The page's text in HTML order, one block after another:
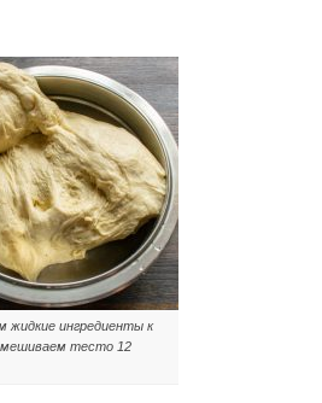
жидкие ингредиенты к
тесто 12